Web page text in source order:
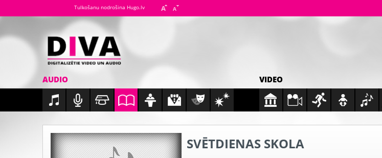
Tulkošanu nodrošina Hugo.lv
AUDIO VIDEO
SVĒTDIENAS SKOLA